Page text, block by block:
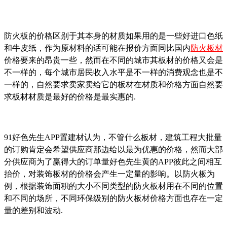
防火板的价格区别于其本身的材质如果用的是一些好进口色纸
和牛皮纸，作为原材料的话可能在报价方面同比国内防火板材
价格要来的昂贵一些，然而在不同的城市其板材的价格又会是
不一样的，每个城市居民收入水平是不一样的消费观念也是不
一样的，自然要求卖家卖给它的板材在材质和价格方面自然要
求板材材质是最好的价格是最实惠的.
91好色先生APP置建材认为，不管什么板材，建筑工程大批量
的订购肯定会希望供应商那边给以最为优惠的价格，然而大部
分供应商为了赢得大的订单量好色先生黄的APP彼此之间相互
抬价，对装饰板材的价格会产生一定量的影响。以防火板为
例，根据装饰面积的大小不同类型的防火板材用在不同的位置
和不同的场所，不同环保级别的防火板材价格方面也存在一定
量的差别和波动.